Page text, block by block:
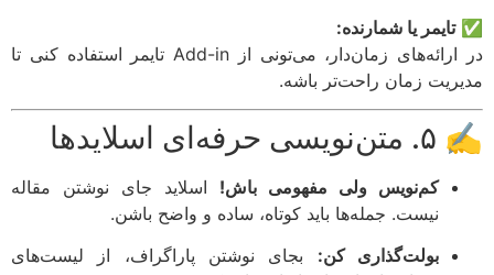
تایمر یا شمارنده:
در ارائه‌های زمان‌دار، می‌تونی از Add-in تایمر استفاده کنی تا
زمان راحت‌تر باشه.
اسلایدها
کم‌نویس ولی مفهومی باش!اسلاید جای نوشتن مقاله
نیست. جمله‌ها باید کوتاه، ساده و واضح باشن.
بولت‌گذاری کن: بجای نوشتن پاراگراف، از لیست‌های